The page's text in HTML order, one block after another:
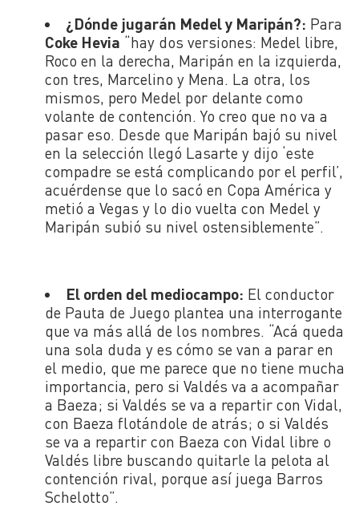
¿Dónde jugarán Medel y Maripán?: Para
Coke Hevia “hay dos versiones: Medel libre,
Roco en la derecha, Maripán en la izquierda,
con tres, Marcelino y Mena. La otra, los
mismos, pero Medel por delante como
volante de contención. Yo creo que no va a
pasar eso. Desde que Maripán bajó su nivel
en la selección llegó Lasarte y dijo ‘este
compadre se está complicando por el perfil’,
acuérdense que lo sacó en Copa América y
metió a Vegas y lo dio vuelta con Medel y
Maripán subió su nivel ostensiblemente”.
El orden del mediocampo: El conductor
de Pauta de Juego plantea una interrogante
que va más allá de los nombres. “Acá queda
una sola duda y es cómo se van a parar en
el medio, que me parece que no tiene mucha
importancia, pero si Valdés va a acompañar
a Baeza; si Valdés se va a repartir con Vidal,
con Baeza flotándole de atrás; o si Valdés
se va a repartir con Baeza con Vidal libre o
Valdés libre buscando quitarle la pelota al
contención rival, porque así juega Barros
Schelotto”.